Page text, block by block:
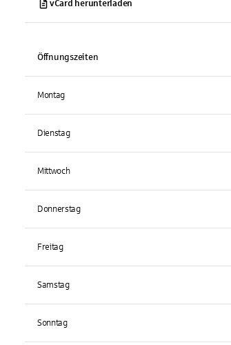
vCard herunterladen
Öffnungszeiten
Montag
Dienstag
Mittwoch
Donnerstag
Freitag
Samstag
Sonntag